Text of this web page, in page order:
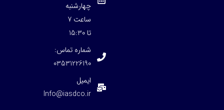
چهارشنبه
ساعت 7
تا 15:30
شماره تماس:
03531226190
ایمیل
Info@iasdco.ir